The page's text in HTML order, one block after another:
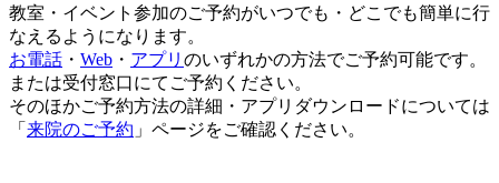
教室・イベント参加のご予約がいつでも・どこでも簡単に行
なえるようになります。
お電話 ・ Web ・ アプリ のいずれかの方法でご予約可能です。
または受付窓口にてご予約ください。
そのほかご予約方法の詳細・アプリダウンロードについては
「 来院のご予約 」ページをご確認ください。